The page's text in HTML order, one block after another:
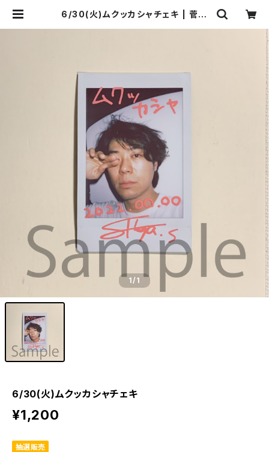
6/30(火)ムクッカシャチェキ | 菅沼
1/1
6/30(火)ムクッカシャチェキ
¥1,200
抽選販売